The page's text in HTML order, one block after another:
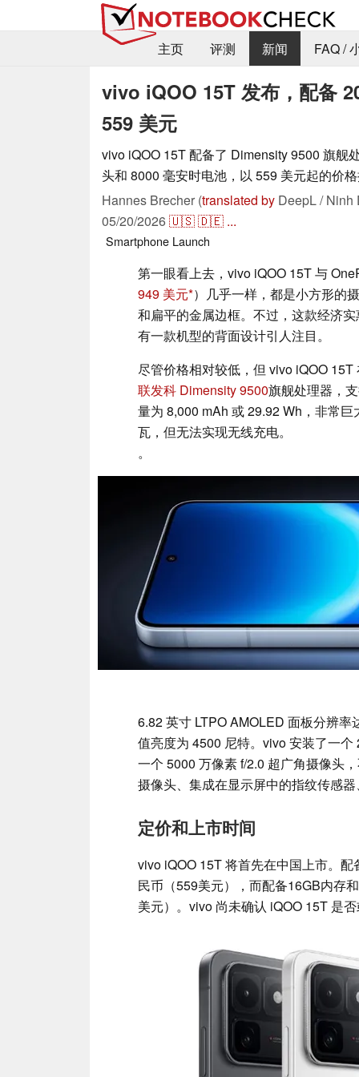
主页 评测 新闻 FAQ /
vivo iQOO 15T 发布，配备
559 美元
vivo iQOO 15T 配备了 Dimensity 9500 旗舰
头和 8000 毫安时电池，以 559 美元起的价
Hannes Brecher (translated by DeepL /
05/20/2026🇺🇸🇩🇪 ...
Smartphone Launch
第一眼看上去，vivo iQOO 15T 与
949 美元 ）几乎一样，都是小方形的
和扁平的金属边框。不过，这款经济
有一款机型的背面设计引人注目。
尽管价格相对较低，但 vivo iQOO
联发科 Dimensity 9500旗舰处理器，
量为 8,000 mAh 或 29.92 Wh，非常
瓦，但无法实现无线充电。
。
6.82 英寸 LTPO AMOLED 面板分辨
值亮度为 4500 尼特。vivo 安装了一
一个 5000 万像素 f/2.0 超广角摄像头
摄像头、集成在显示屏中的指纹传感
定价和上市时间
vivo iQOO 15T 将首先在中国上市。
民币（559美元），而配备16GB内存
美元）。vivo 尚未确认 iQOO 15T 是